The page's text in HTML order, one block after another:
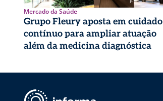
Mercado da Saúde
Grupo Fleury aposta em cuidado
contínuo para ampliar atuação
além da medicina diagnóstica